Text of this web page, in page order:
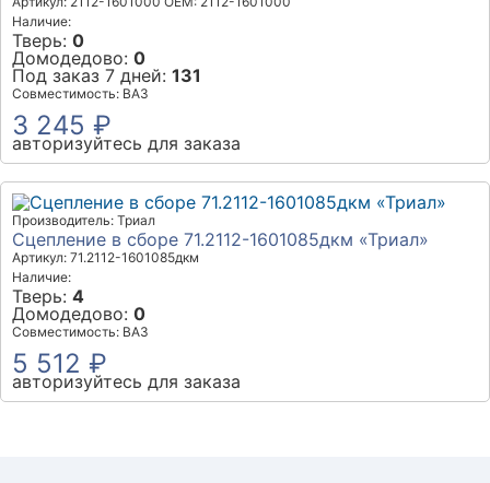
Наличие:
Тверь: 0
Домодедово: 0
Под заказ 7 дней: 131
Совместимость: ВАЗ
3 245 ₽
авторизуйтесь для заказа
Производитель: Триал
Сцепление в сборе 71.2112-1601085дкм «Триал»
Артикул: 71.2112-1601085дкм
Наличие:
Тверь: 4
Домодедово: 0
Совместимость: ВАЗ
5 512 ₽
авторизуйтесь для заказа